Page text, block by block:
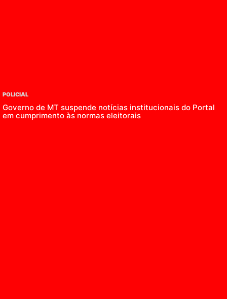
POLICIAL
Governo de MT suspende notícias institucionais do Portal
em cumprimento às normas eleitorais